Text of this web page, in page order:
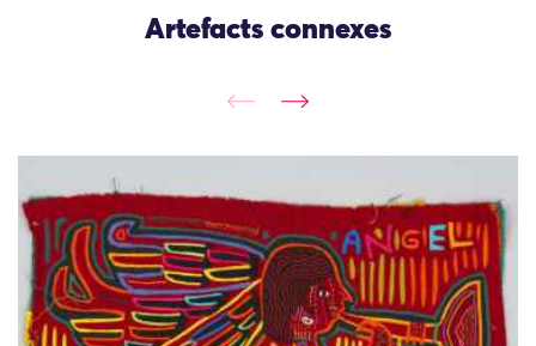
Artefacts connexes